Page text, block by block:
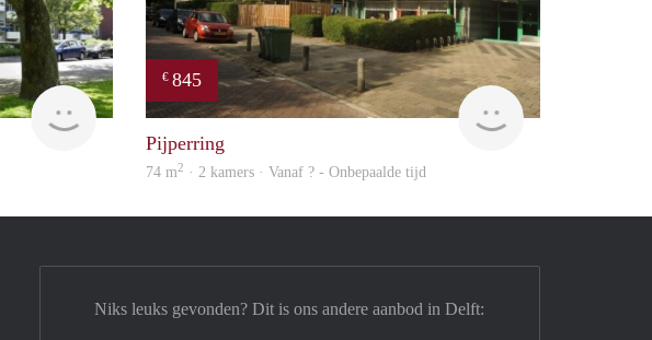
Woning
€ 845
rent
Pijperring
74 m2 · 2 kamers · Vanaf ? - Onbepaalde tijd
Niks leuks gevonden? Dit is ons andere aanbod in Delft: